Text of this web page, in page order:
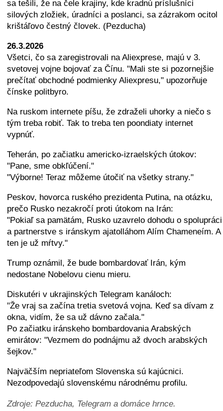
sa tešili, že na čele krajiny, kde kradnú príslušníci
silových zložiek, úradníci a poslanci, sa zázrakom ocitol
krištáľovo čestný človek. (Pezducha)
26.3.2026
Všetci, čo sa zaregistrovali na Aliexprese, majú v 3.
svetovej vojne bojovať za Čínu. "Mali ste si pozornejšie
prečítať obchodné podmienky Aliexpresu," upozorňuje
čínske politbyro.
Na ruskom internete píšu, že zdraželi uhorky a niečo s
tým treba robiť. Tak to treba ten poondiaty internet
vypnúť.
Teherán, po začiatku americko-izraelských útokov:
"Pane, sme obkľúčení."
"Výborne! Teraz môžeme útočiť na všetky strany."
Peskov, hovorca ruského prezidenta Putina, na otázku,
prečo Rusko nezakročí proti útokom na Irán:
"Pokiaľ sa pamätám, Rusko uzavrelo dohodu o spolupráci
a partnerstve s iránskym ajatolláhom Alím Chameneím. A
ten je už mŕtvy."
Тrump oznámil, že bude bombardovať Irán, kým
nedostane Nobelovu cienu mieru.
Diskutéri v ukrajinských Telegram kanáloch:
"Že vraj sa začína tretia svetová vojna. Keď sa dívam z
okna, vidím, že sa už dávno začala."
Po začiatku iránskeho bombardovania Arabských
emirátov: "Vezmem do podnájmu až dvoch arabských
šejkov."
Najväčším nepriateľom Slovenska sú kajúcnici.
Nezodpovedajú slovenskému národnému profilu.
Zdroje: Pezducha, Telegram a domáce hrnce.